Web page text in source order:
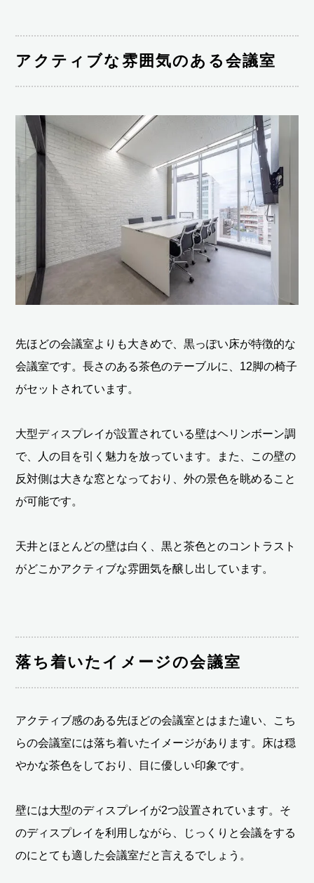
アクティブな雰囲気のある会議室
先ほどの会議室よりも大きめで、黒っぽい床が特徴的な
会議室です。長さのある茶色のテーブルに、12脚の椅子
がセットされています。
大型ディスプレイが設置されている壁はヘリンボーン調
で、人の目を引く魅力を放っています。また、この壁の
反対側は大きな窓となっており、外の景色を眺めること
が可能です。
天井とほとんどの壁は白く、黒と茶色とのコントラスト
がどこかアクティブな雰囲気を醸し出しています。
落ち着いたイメージの会議室
アクティブ感のある先ほどの会議室とはまた違い、こち
らの会議室には落ち着いたイメージがあります。床は穏
やかな茶色をしており、目に優しい印象です。
壁には大型のディスプレイが2つ設置されています。そ
のディスプレイを利用しながら、じっくりと会議をする
のにとても適した会議室だと言えるでしょう。